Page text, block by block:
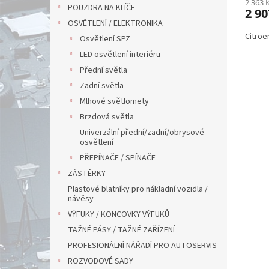
POUZDRA NA KLÍČE
OSVĚTLENÍ / ELEKTRONIKA
Osvětlení SPZ
LED osvětlení interiéru
Přední světla
Zadní světla
Mlhové světlomety
Brzdová světla
Univerzální přední/zadní/obrysové
osvětlení
PŘEPÍNAČE / SPÍNAČE
ZÁSTĚRKY
Plastové blatníky pro nákladní vozidla /
návěsy
VÝFUKY / KONCOVKY VÝFUKŮ
TAŽNÉ PÁSY / TAŽNÉ ZAŘÍZENÍ
PROFESIONÁLNÍ NÁŘADÍ PRO AUTOSERVIS
ROZVODOVÉ SADY
2 363
2